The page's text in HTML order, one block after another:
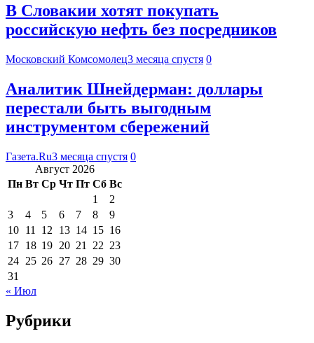
В Словакии хотят покупать
российскую нефть без посредников
Московский Комсомолец3 месяца спустя 0
Аналитик Шнейдерман: доллары
перестали быть выгодным
инструментом сбережений
Газета.Ru3 месяца спустя 0
Август 2026
Пн Вт Ср Чт Пт Сб Вс
1
2
3
4 5 6 7 8
9
10 11 12 13 14 15 16
17 18 19 20 21 22 23
24 25 26 27 28 29 30
31
« Июл
Рубрики